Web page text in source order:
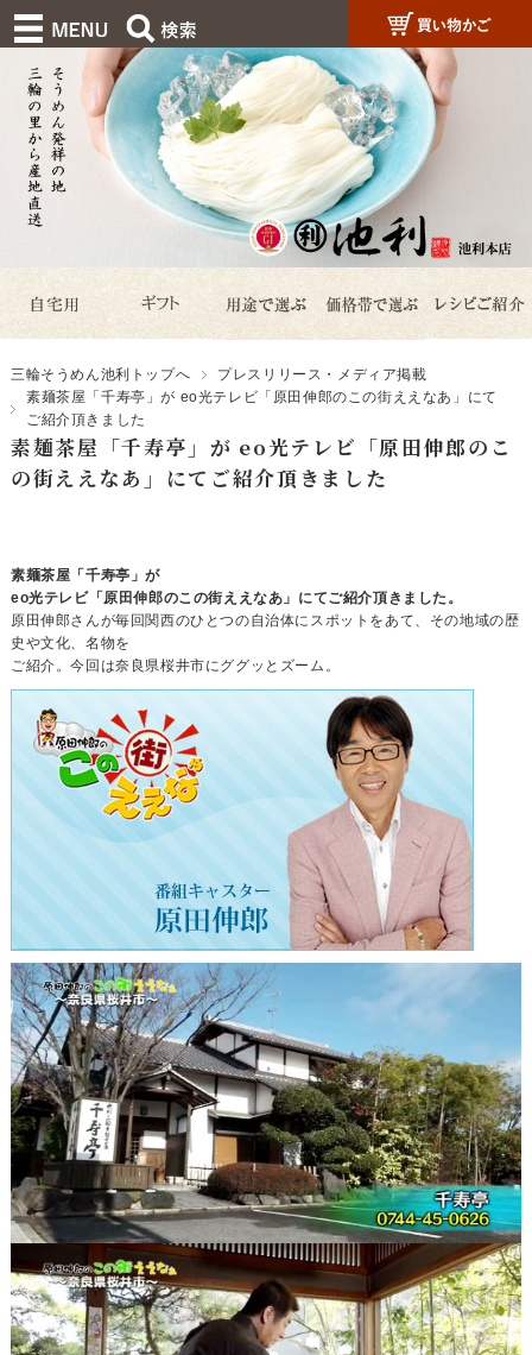
三輪そうめん池利トップへ
プレスリリース・メディア掲載
素麺茶屋「千寿亭」が eo光テレビ「原田伸郎のこの街ええなあ」にて
ご紹介頂きました
素麺茶屋「千寿亭」が eo光テレビ「原田伸郎のこ
の街ええなあ」にてご紹介頂きました
素麺茶屋「千寿亭」が
eo光テレビ「原田伸郎のこの街ええなあ」にてご紹介頂きました。
原田伸郎さんが毎回関西のひとつの自治体にスポットをあて、その地域の歴
史や文化、名物を
ご紹介。今回は奈良県桜井市にググッとズーム。